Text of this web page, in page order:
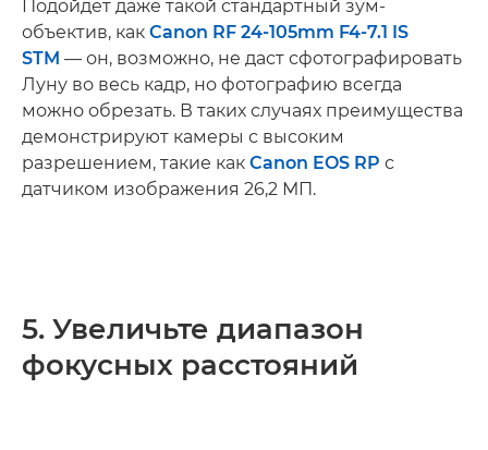
Подойдет даже такой стандартный зум-
объектив, как Canon RF 24-105mm F4-7.1 IS
STM — он, возможно, не даст сфотографировать
Луну во весь кадр, но фотографию всегда
можно обрезать. В таких случаях преимущества
демонстрируют камеры с высоким
разрешением, такие как Canon EOS RP с
датчиком изображения 26,2 МП.
5. Увеличьте диапазон
фокусных расстояний